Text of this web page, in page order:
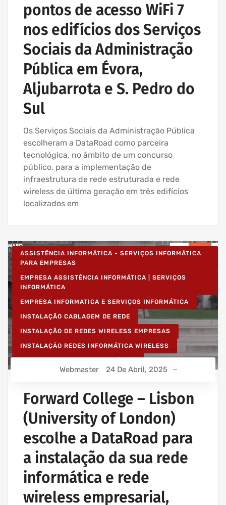
pontos de acesso WiFi 7
nos edifícios dos Serviços
Sociais da Administração
Pública em Évora,
Aljubarrota e S. Pedro do
Sul
Os Serviços Sociais da Administração Pública
escolheram a DataRoad como parceira
tecnológica, no âmbito de um concurso
público, para a implementação de
infraestrutura de rede estruturada e rede
wireless de última geração em três edifícios
localizados em
ASSISTÊNCIA INFORMÁTICA - SERVIÇOS INFORMÁTICA
PARA EMPRESAS
EMPRESA ASSISTÊNCIA INFORMÁTICA | SERVIÇOS
INFORMÁTICA
EMPRESA INFORMATICA E SERVIÇOS INFORMÁTICA
INSTALAÇÃO CABLAGEM DE REDE
INSTALAÇÃO DE REDES WIRELESS EMPRESAS
INSTALAÇÃO REDES INFORMÁTICA WIRELESS
Webmaster 24 De Abril, 2025
Forward College – Lisbon
(University of London)
escolhe a DataRoad para
a instalação da sua rede
informática e rede
wireless empresarial,